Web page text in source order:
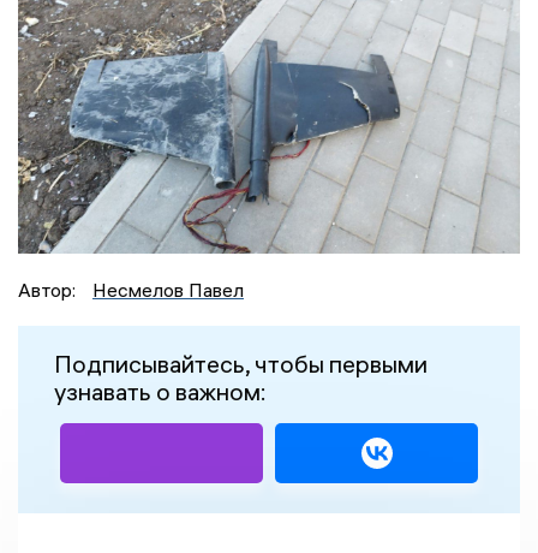
Автор: Несмелов Павел
Подписывайтесь, чтобы первыми
узнавать о важном: